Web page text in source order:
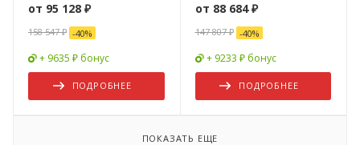
от 95 128 ₽
158 547 ₽ -40%
+ 9635 ₽ бонус
ПОДРОБНЕЕ
от 88 684 ₽
147 807 ₽ -40%
+ 9233 ₽ бонус
ПОДРОБНЕЕ
ПОКАЗАТЬ ЕЩЕ